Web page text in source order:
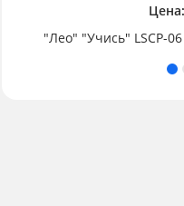
Цена:
"Лео" "Учись" LSCP-